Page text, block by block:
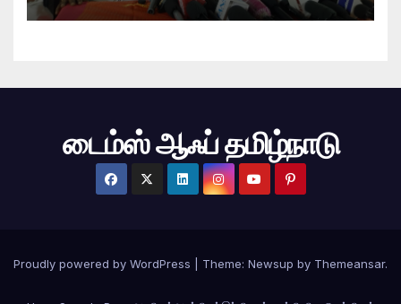
டைம்ஸ் ஆஃப் தமிழ்நாடு
Proudly powered by WordPress Theme: Newsup by Themeansar.